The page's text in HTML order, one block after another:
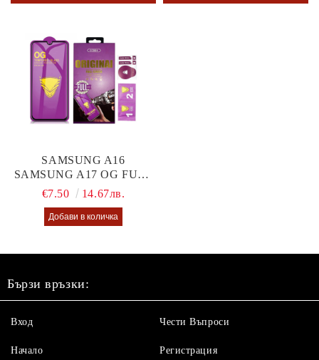
SAMSUNG A16
SAMSUNG A17 OG FULL
GLUE GLASS
€7.50 14.67лв.
Бързи връзки:
Вход
Начало
Чести Въпроси
Регистрация